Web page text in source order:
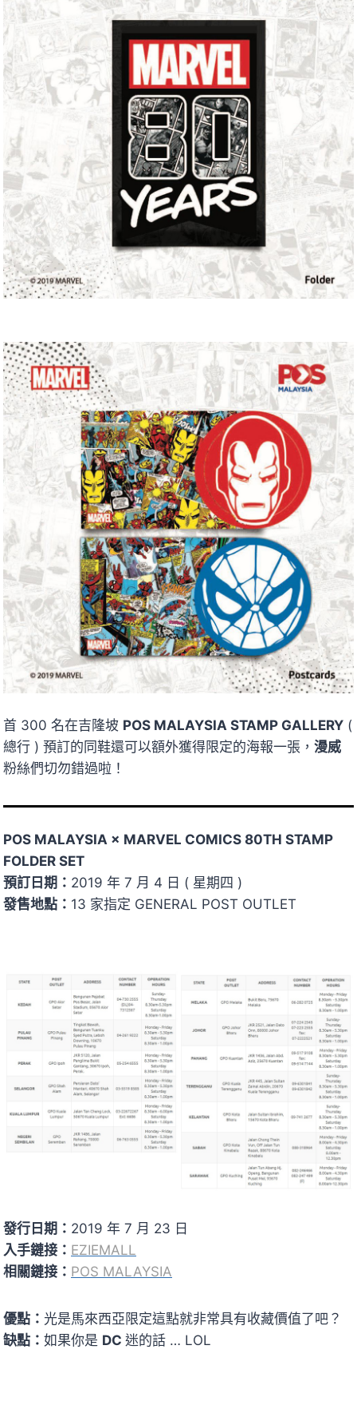
首 300 名在吉隆坡 POS MALAYSIA STAMP GALLERY (
總行 ) 預訂的同鞋還可以額外獲得限定的海報一張， 漫威
粉絲們切勿錯過啦！
POS MALAYSIA × MARVEL COMICS 80TH STAMP
FOLDER SET
預訂日期： 2019 年 7 月 4 日 ( 星期四 )
發售地點： 13 家指定 GENERAL POST OUTLET
發行日期： 2019 年 7 月 23 日
入手鏈接： EZIEMALL
相關鏈接： POS MALAYSIA
優點： 光是馬來西亞限定這點就非常具有收藏價值了吧？
缺點： 如果你是 DC 迷的話 … LOL